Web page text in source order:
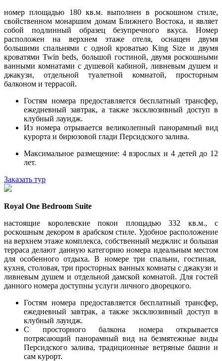
номер площадью 180 кв.м. выполнен в роскошном стиле,
свойственном монаршим домам Ближнего Востока, и являет
собой подлинный образец безупречного вкуса. Номер
расположен на верхнем этаже отеля, оснащен двумя
большими спальнями с одной кроватью King Size и двумя
кроватями Twin beds, большой гостиной, двумя роскошными
ванными комнатами с душевой кабиной, ливневым душем и
джакузи, отдельной туалетной комнатой, просторным
балконом и террасой.
Гостям номера предоставляется бесплатный трансфер,
ежедневный завтрак, а также эксклюзивный доступ в
клубный лаундж.
Из номера отрывается великолепный панорамный вид
курорта и бирюзовой глади Персидского залива.
Максимальное размещение: 4 взрослых и 4 детей до 12
лет.
Заказать тур
Royal One Bedroom Suite
настоящие королевские покои площадью 332 кв.м., с
роскошным декором в арабском стиле. Удобное расположение
на верхнем этаже комплекса, собственный меджлис и большая
терраса делают данную категорию номера идеальным местом
для особенного отдыха. В номере три спальни, гостиная,
кухня, столовая, три просторных ванных комнаты с джакузи и
ливневым душем и отдельной дамской комнатой. Для гостей
данного номера доступны услуги личного дворецкого.
Гостям номера предоставляется бесплатный трансфер,
ежедневный завтрак, а также эксклюзивный доступ в
клубный лаундж.
С просторного балкона номера открывается
потрясающий панорамный вид на безмятежные виды
Персидского залива, традиционные ветряные башни и
сам курорт.